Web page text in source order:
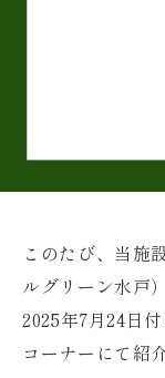
このたび、当
ルグリーン水戸
2025年7月24日
コーナーにて紹